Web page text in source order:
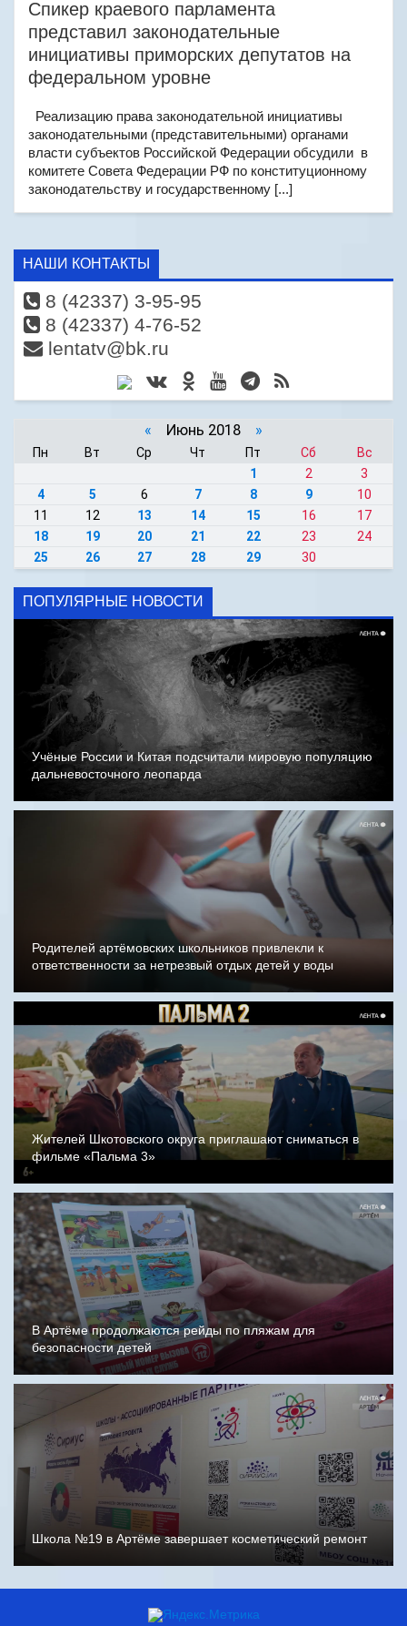
Спикер краевого парламента
представил законодательные
инициативы приморских депутатов на
федеральном уровне
Реализацию права законодательной инициативы
законодательными (представительными) органами
власти субъектов Российской Федерации обсудили в
комитете Совета Федерации РФ по конституционному
законодательству и государственному [...]
НАШИ КОНТАКТЫ
8 (42337) 3-95-95
8 (42337) 4-76-52
lentatv@bk.ru
« Июнь 2018 »
Пн Вт Ср Чт Пт Сб
Вс
1
2
3
4
5 6 7 8 9
10
11
12 13 14 15 16
17
18
19 20 21 22 23
24
25
26 27 28 29 30
ПОПУЛЯРНЫЕ НОВОСТИ
Учёные России и Китая подсчитали мировую популяцию
дальневосточного леопарда
Родителей артёмовских школьников привлекли к
ответственности за нетрезвый отдых детей у воды
Жителей Шкотовского округа приглашают сниматься в
фильме «Пальма 3»
В Артёме продолжаются рейды по пляжам для
безопасности детей
Школа №19 в Артёме завершает косметический ремонт